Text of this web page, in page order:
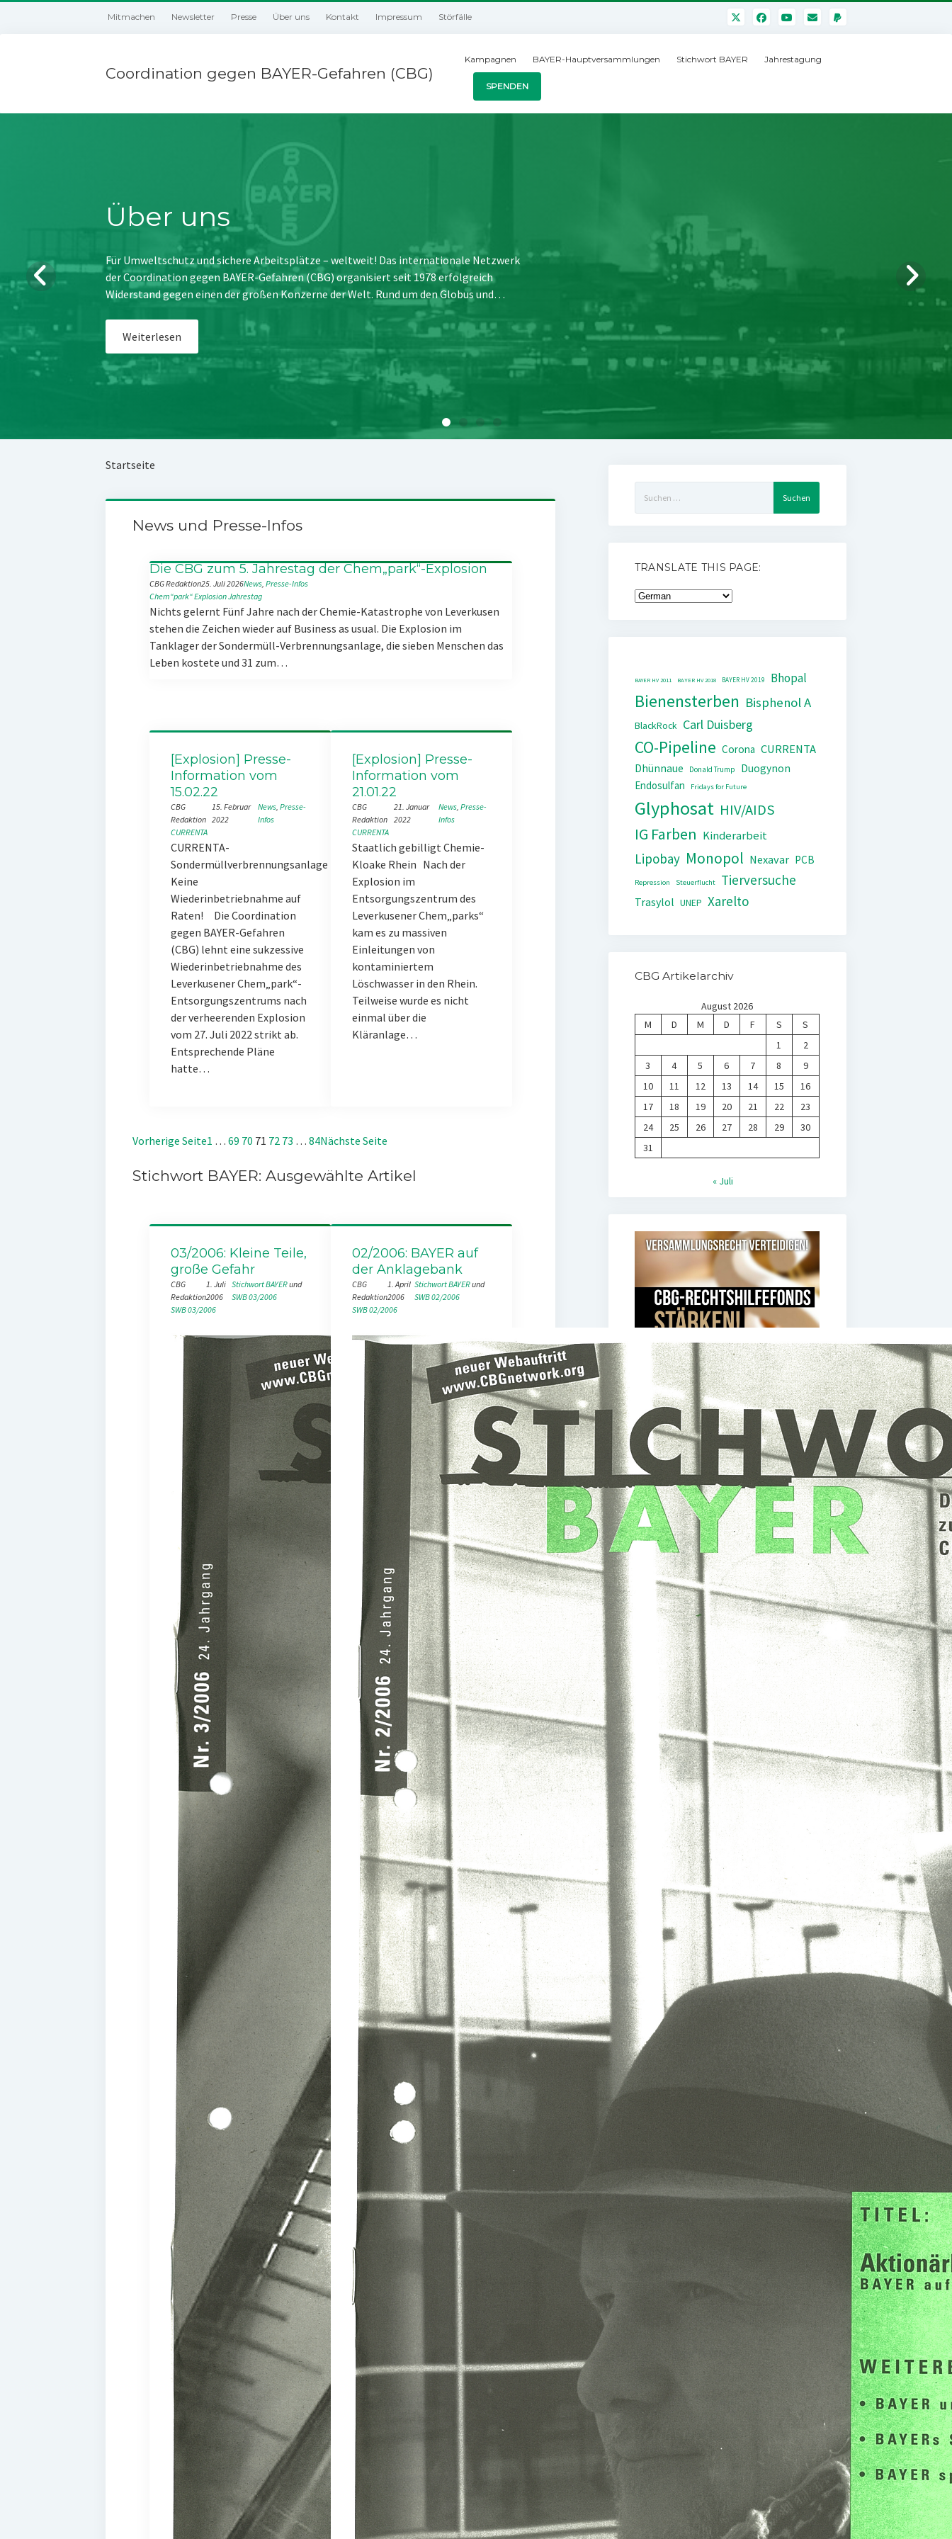
Mitmachen Newsletter Presse Über uns Kontakt Impressum Störfälle
Coordination gegen BAYER-Gefahren (CBG)
Kampagnen BAYER-Hauptversammlungen Stichwort BAYER Jahrestagung
SPENDEN
Über uns
Für Umweltschutz und sichere Arbeitsplätze – weltweit! Das internationale Netzwerk
der Coordination gegen BAYER-Gefahren (CBG) organisiert seit 1978 erfolgreich
Widerstand gegen einen der großen Konzerne der Welt. Rund um den Globus und…
Weiterlesen
Startseite
News und Presse-Infos
Die CBG zum 5. Jahrestag der Chem„park“-Explosion
CBG Redaktion25. Juli 2026News, Presse-Infos
Chem“park“ExplosionJahrestag
Nichts gelernt Fünf Jahre nach der Chemie-Katastrophe von Leverkusen
stehen die Zeichen wieder auf Business as usual. Die Explosion im
Tanklager der Sondermüll-Verbrennungsanlage, die sieben Menschen das
Leben kostete und 31 zum…
[Explosion] Presse-
Information vom
15.02.22
CBG
Redaktion
15. Februar
2022
News, Presse-
Infos
CURRENTA
CURRENTA-
Sondermüllverbrennungsanlage
Keine
Wiederinbetriebnahme auf
Raten! Die Coordination
gegen BAYER-Gefahren
(CBG) lehnt eine sukzessive
Wiederinbetriebnahme des
Leverkusener Chem„park“-
Entsorgungszentrums nach
der verheerenden Explosion
vom 27. Juli 2022 strikt ab.
Entsprechende Pläne
hatte…
[Explosion] Presse-
Information vom
21.01.22
CBG
Redaktion
21. Januar
2022
News, Presse-
Infos
CURRENTA
Staatlich gebilligt Chemie-
Kloake Rhein Nach der
Explosion im
Entsorgungszentrum des
Leverkusener Chem„parks“
kam es zu massiven
Einleitungen von
kontaminiertem
Löschwasser in den Rhein.
Teilweise wurde es nicht
einmal über die
Kläranlage…
Vorherige Seite1 … 69 70 71 72 73 … 84Nächste Seite
Stichwort BAYER: Ausgewählte Artikel
03/2006: Kleine Teile,
große Gefahr
CBG
Redaktion
1. Juli
2006
Stichwort BAYER
und
SWB 03/2006
SWB 03/2006
02/2006: BAYER auf
der Anklagebank
CBG
Redaktion
1. April
2006
Stichwort BAYER
und
SWB 02/2006
SWB 02/2006
nach:
TRANSLATE THIS PAGE:
BAYER HV 2011 BAYER HV 2018 BAYER HV 2019 Bhopal
Bienensterben Bisphenol A
BlackRock Carl Duisberg
CO-Pipeline Corona CURRENTA
Dhünnaue Donald Trump
Duogynon
Endosulfan
Fridays for Future
Glyphosat HIV/AIDS
IG Farben Kinderarbeit
Lipobay Monopol Nexavar PCB
Repression Steuerflucht Tierversuche
Trasylol UNEP Xarelto
CBG Artikelarchiv
August 2026
M
D M D F S
S
1
2
3
4 5 6 7 8
9
10
11 12 13 14 15
16
17
18 19 20 21 22
23
24
25 26 27 28 29
30
31
« Juli